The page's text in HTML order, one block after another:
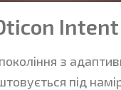
Intent
з
під